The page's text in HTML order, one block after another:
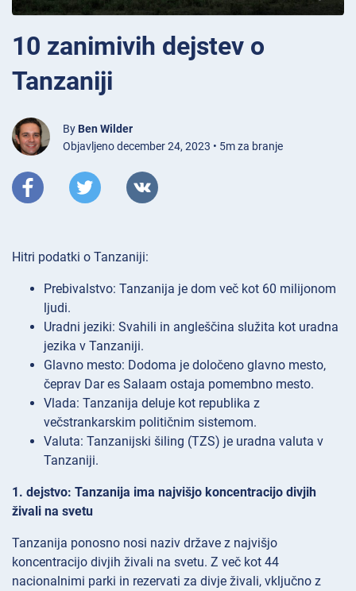
10 zanimivih dejstev o
Tanzaniji
By Ben Wilder
Objavljeno december 24, 2023 • 5m za branje
Hitri podatki o Tanzaniji:
Prebivalstvo: Tanzanija je dom več kot 60 milijonom
ljudi.
Uradni jeziki: Svahili in angleščina služita kot uradna
jezika v Tanzaniji.
Glavno mesto: Dodoma je določeno glavno mesto,
čeprav Dar es Salaam ostaja pomembno mesto.
Vlada: Tanzanija deluje kot republika z
večstrankarskim političnim sistemom.
Valuta: Tanzanijski šiling (TZS) je uradna valuta v
Tanzaniji.
1. dejstvo: Tanzanija ima najvišjo koncentracijo divjih
živali na svetu
Tanzanija ponosno nosi naziv države z najvišjo
koncentracijo divjih živali na svetu. Z več kot 44
nacionalnimi parki in rezervati za divje živali, vključno z